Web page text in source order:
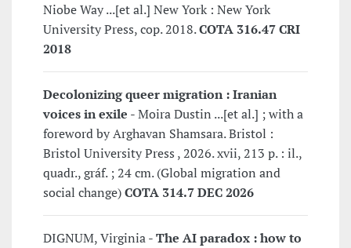
Niobe Way ...[et al.] New York : New York
University Press, cop. 2018.COTA 316.47 CRI
2018
Decolonizing queer migration : Iranian
voices in exile - Moira Dustin ...[et al.] ; with a
foreword by Arghavan Shamsara. Bristol :
Bristol University Press , 2026. xvii, 213 p. : il.,
quadr., gráf. ; 24 cm. (Global migration and
social change)COTA 314.7 DEC 2026
DIGNUM, Virginia -The AI paradox : how to